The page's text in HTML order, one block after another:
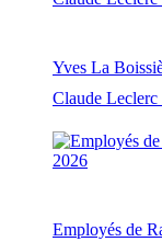
Yves La
Claude Leclerc
Employés de